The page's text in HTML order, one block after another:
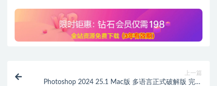
上一篇
Photoshop 2024 25.1 Mac版 多语言正式破解版 完全